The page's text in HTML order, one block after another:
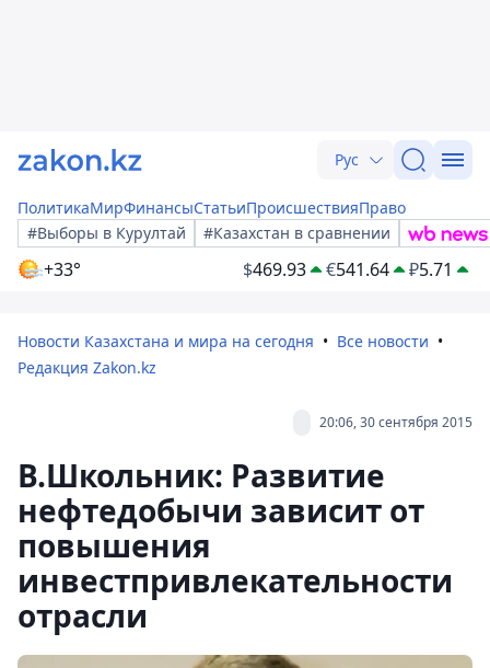
Рус
ПолитикаМирФинансыСтатьиПроисшествияПраво
#Выборы в Курултай
#Казахстан в сравнении
+33° $469.93 €541.64 ₽5.71
Новости Казахстана и мира на сегодня
Все новости
Редакция Zakon.kz
20:06, 30 сентября 2015
В.Школьник: Развитие
нефтедобычи зависит от
повышения
инвестпривлекательности
отрасли